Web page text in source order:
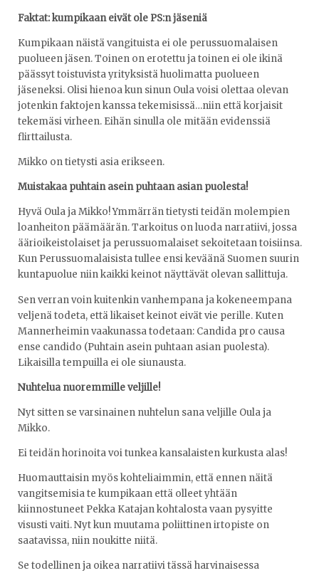
Faktat: kumpikaan eivät ole PS:n jäseniä
Kumpikaan näistä vangituista ei ole perussuomalaisen
puolueen jäsen. Toinen on erotettu ja toinen ei ole ikinä
päässyt toistuvista yrityksistä huolimatta puolueen
jäseneksi. Olisi hienoa kun sinun Oula voisi olettaa olevan
jotenkin faktojen kanssa tekemisissä…niin että korjaisit
tekemäsi virheen. Eihän sinulla ole mitään evidenssiä
flirttailusta.
Mikko on tietysti asia erikseen.
Muistakaa puhtain asein puhtaan asian puolesta!
Hyvä Oula ja Mikko! Ymmärrän tietysti teidän molempien
loanheiton päämäärän. Tarkoitus on luoda narratiivi, jossa
äärioikeistolaiset ja perussuomalaiset sekoitetaan toisiinsa.
Kun Perussuomalaisista tullee ensi keväänä Suomen suurin
kuntapuolue niin kaikki keinot näyttävät olevan sallittuja.
Sen verran voin kuitenkin vanhempana ja kokeneempana
veljenä todeta, että likaiset keinot eivät vie perille. Kuten
Mannerheimin vaakunassa todetaan: Candida pro causa
ense candido (Puhtain asein puhtaan asian puolesta).
Likaisilla tempuilla ei ole siunausta.
Nuhtelua nuoremmille veljille!
Nyt sitten se varsinainen nuhtelun sana veljille Oula ja
Mikko.
Ei teidän horinoita voi tunkea kansalaisten kurkusta alas!
Huomauttaisin myös kohteliaimmin, että ennen näitä
vangitsemisia te kumpikaan että olleet yhtään
kiinnostuneet Pekka Katajan kohtalosta vaan pysyitte
visusti vaiti. Nyt kun muutama poliittinen irtopiste on
saatavissa, niin noukitte niitä.
Se todellinen ja oikea narratiivi tässä harvinaisessa